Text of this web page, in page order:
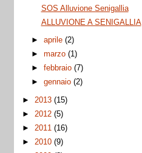
SOS Alluvione Senigallia
ALLUVIONE A SENIGALLIA
►aprile(2)
►marzo(1)
►febbraio(7)
►gennaio(2)
► 2013 (15)
► 2012 (5)
► 2011 (16)
► 2010 (9)